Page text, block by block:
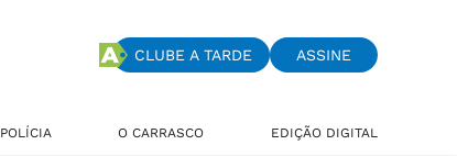
CLUBE A TARDE ASSINE
POLÍCIA O CARRASCO EDIÇÃO DIGITAL